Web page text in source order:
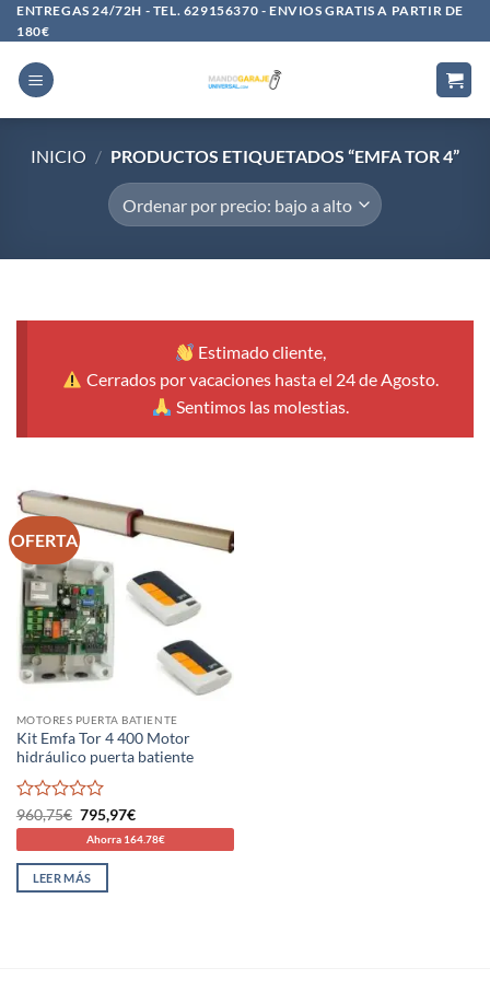
Saltar
al
contenido
ENTREGAS 24/72H - TEL. 629156370 - ENVIOS GRATIS A PARTIR DE
180€
INICIO / PRODUCTOS ETIQUETADOS “EMFA TOR 4”
Estimado cliente,
Cerrados por vacaciones hasta el 24 de Agosto.
Sentimos las molestias.
OFERTA
MOTORES PUERTA BATIENTE
Kit Emfa Tor 4 400 Motor
hidráulico puerta batiente
Valorado
con
0
de
960,75€ El
precio
original
era:
960,75€.
795,97€El
precio
actual
es:
Ahorra 164.78€
LEER MÁS